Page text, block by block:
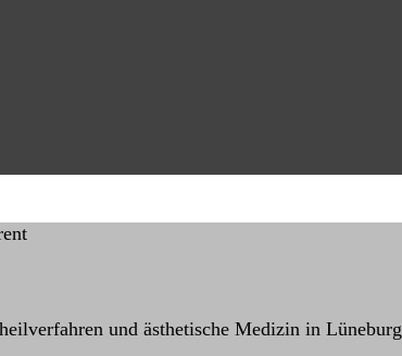
und ästhetische Medizin in Lüneburg